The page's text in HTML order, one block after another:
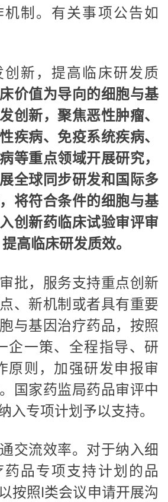
制。有关事项公告如
新，提高临床研发质
价值为导向的细胞与基
创新，聚焦恶性肿瘤、
疾病、免疫系统疾病、
等重点领域开展研究，
全球同步研发和国际多
将符合条件的细胞与基
创新药临床试验审评审
高临床研发质效。
批，服务支持重点创新
、新机制或者具有重要
与基因治疗药品，按照
企一策、全程指导、研
原则，加强研发申报审
国家药监局药品审评中
入专项计划予以支持。
交流效率。对于纳入细
品专项支持计划的品
按照I类会议申请开展沟